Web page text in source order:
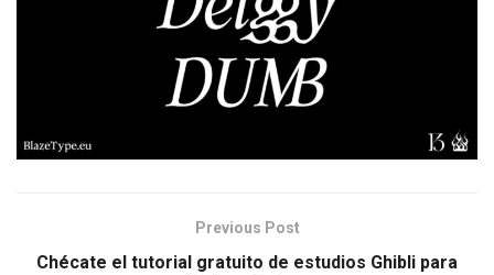
Previous Post
Chécate el tutorial gratuito de estudios Ghibli para